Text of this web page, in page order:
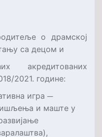
о драмској
са децом и
акредитованих
2021. године:
игра ─
и маште у